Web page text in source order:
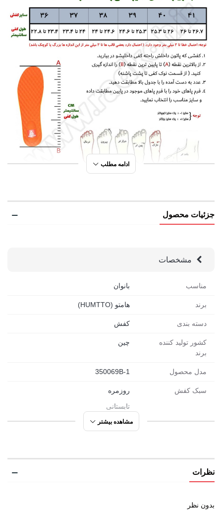
ادامه مطلب
جزئیات محصول
مشخصات
مناسب بانوان
برند هامتو (HUMTTO)
دسته بندی کفش
کشور تولید کننده
برند
چین
مدل محصول 350069B-1
سبک کفش
روزمره
تابستانی
ورزشی
شهری
مشاهده بیشتر
نظرات
بدون نظر